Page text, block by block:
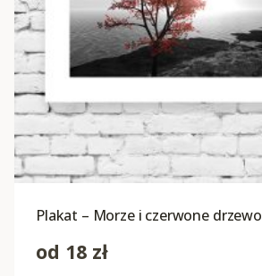
Plakat – Morze i czerwone drzewo
od 18 zł